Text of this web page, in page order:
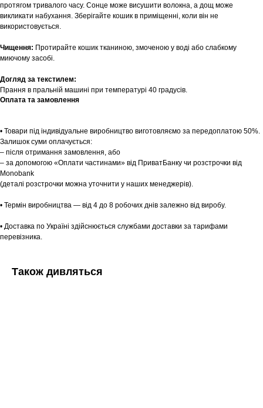
протягом тривалого часу. Сонце може висушити волокна, а дощ може
викликати набухання. Зберігайте кошик в приміщенні, коли він не
використовується.
Чищення: Протирайте кошик тканиною, змоченою у воді або слабкому
миючому засобі.
Догляд за текстилем:
Прання в пральній машині при температурі 40 градусів.
Оплата та замовлення
• Товари під індивідуальне виробництво виготовляємо за передоплатою 50%.
Залишок суми оплачується:
– після отримання замовлення, або
– за допомогою «Оплати частинами» від ПриватБанку чи розстрочки від
Monobank
(деталі розстрочки можна уточнити у наших менеджерів).
• Термін виробництва — від 4 до 8 робочих днів залежно від виробу.
• Доставка по Україні здійснюється службами доставки за тарифами
перевізника.
Також дивляться
Шоурум
Tekstura
Заплануйте візит у простір створений
для вас